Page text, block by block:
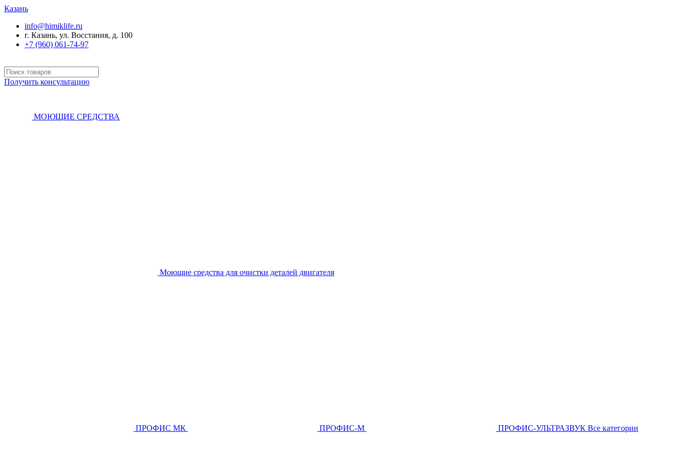
Казань
info@himiklife.ru
г. Казань, ул. Восстания, д. 100
+7 (960) 061-74-97
Получить консультацию
МОЮЩИЕ СРЕДСТВА
Моющие средства для очистки деталей двигателя
ПРОФИС МК ПРОФИС-М ПРОФИС-УЛЬТРАЗВУК Все категории